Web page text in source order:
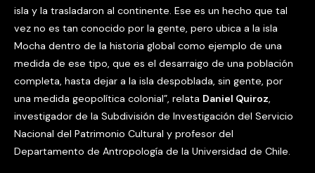
isla y la trasladaron al continente. Ese es un hecho que tal
vez no es tan conocido por la gente, pero ubica a la isla
Mocha dentro de la historia global como ejemplo de una
medida de ese tipo, que es el desarraigo de una población
completa, hasta dejar a la isla despoblada, sin gente, por
una medida geopolítica colonial”, relata Daniel Quiroz,
investigador de la Subdivisión de Investigación del Servicio
Nacional del Patrimonio Cultural y profesor del
Departamento de Antropología de la Universidad de Chile.